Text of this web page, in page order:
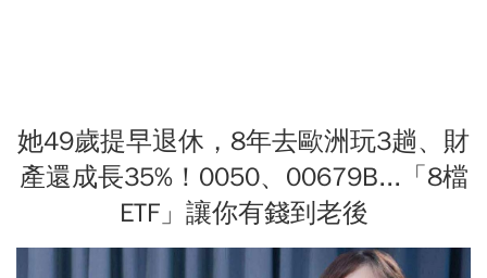
她49歲提早退休，8年去歐洲玩3趟、財
產還成長35%！0050、00679B...「8檔
ETF」讓你有錢到老後